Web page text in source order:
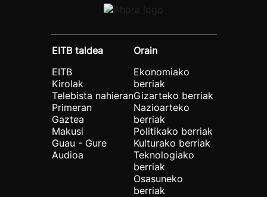
EITB taldea
EITB
Kirolak
Telebista nahieran
Primeran
Gaztea
Makusi
Guau - Gure
Audioa
Orain
Ekonomiako
berriak
Gizarteko berriak
Nazioarteko
berriak
Politikako berriak
Kulturako berriak
Teknologiako
berriak
Osasuneko
berriak